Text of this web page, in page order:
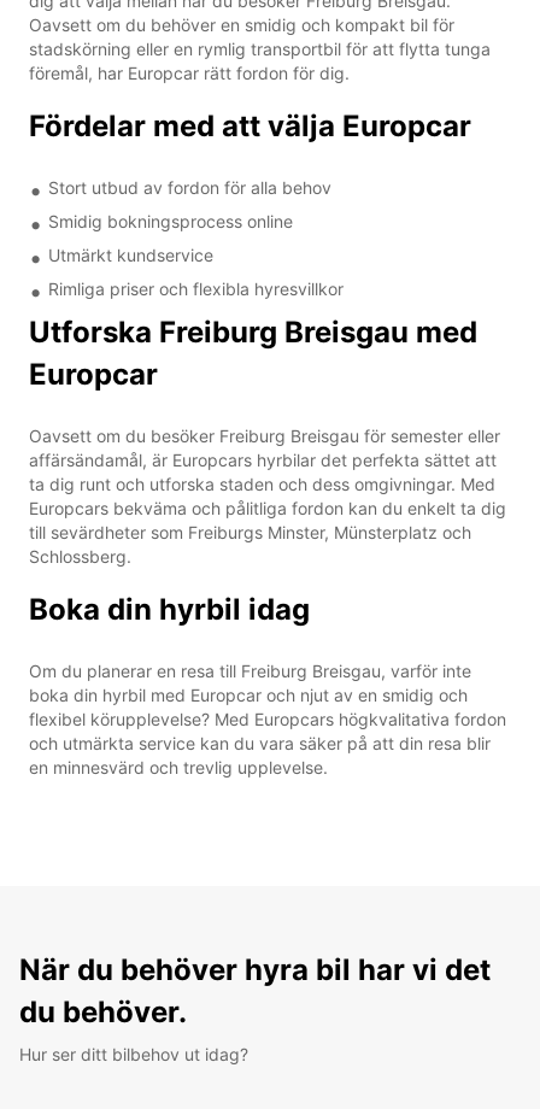
Oavsett om du behöver en smidig och kompakt bil för
stadskörning eller en rymlig transportbil för att flytta tunga
föremål, har Europcar rätt fordon för dig.
Fördelar med att välja Europcar
Stort utbud av fordon för alla behov
Smidig bokningsprocess online
Utmärkt kundservice
Rimliga priser och flexibla hyresvillkor
Utforska Freiburg Breisgau med
Europcar
Oavsett om du besöker Freiburg Breisgau för semester eller
affärsändamål, är Europcars hyrbilar det perfekta sättet att
ta dig runt och utforska staden och dess omgivningar. Med
Europcars bekväma och pålitliga fordon kan du enkelt ta dig
till sevärdheter som Freiburgs Minster, Münsterplatz och
Schlossberg.
Boka din hyrbil idag
Om du planerar en resa till Freiburg Breisgau, varför inte
boka din hyrbil med Europcar och njut av en smidig och
flexibel körupplevelse? Med Europcars högkvalitativa fordon
och utmärkta service kan du vara säker på att din resa blir
en minnesvärd och trevlig upplevelse.
När du behöver hyra bil har vi det
du behöver.
Hur ser ditt bilbehov ut idag?